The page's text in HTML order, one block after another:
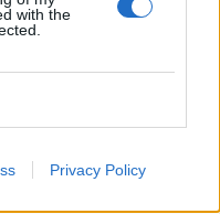
with the
Privacy Policy
ποτέ οι θρύλοι που